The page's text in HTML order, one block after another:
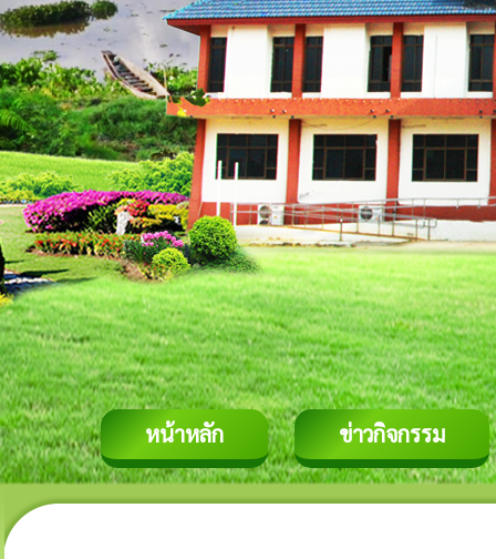
หน้าหลัก ข่าวกิจกรรม